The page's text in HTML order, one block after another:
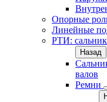
Опорные
Линейные
РТИ:
Назад
валов
Ремни